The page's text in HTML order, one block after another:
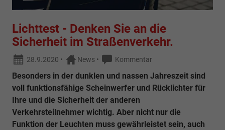
Lichttest - Denken Sie an die
Sicherheit im Straßenverkehr.
28.9.2020 • News • Kommentar
Besonders in der dunklen und nassen Jahreszeit sind
voll funktionsfähige Scheinwerfer und Rücklichter für
Ihre und die Sicherheit der anderen
Verkehrsteilnehmer wichtig. Aber nicht nur die
Funktion der Leuchten muss gewährleistet sein, auch